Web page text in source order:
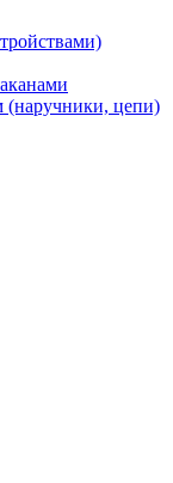
(наручники, цепи)